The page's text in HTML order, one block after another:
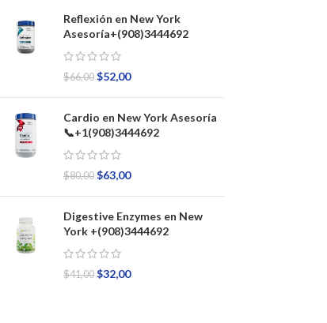
Reflexión en New York
Asesoría+(908)3444692
$66,00 $52,00
Cardio en New York Asesoría
📞+1(908)3444692
$80,00 $63,00
Digestive Enzymes en New
York +(908)3444692
$41,00 $32,00